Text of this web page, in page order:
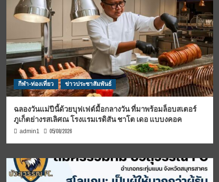
กีฬา-ท่องเที่ยว ข่าวประชาสัมพันธ์
ฉลองวันแม่ปีนี้ด้วยบุฟเฟต์มื้อกลางวัน ที่มาพร้อมล็อบสเตอร์
ภูเก็ตย่างรสเลิศณ โรงแรมเรดิสัน ชาโต เดอ แบบงคอค
admin1 05/08/2026